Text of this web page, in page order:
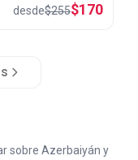
desde$255$170
sobre Azerbaiyán y